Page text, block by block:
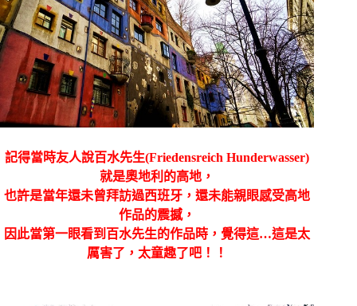
記得當時友人說百水先生(Friedensreich Hunderwasser)
就是奧地利的高地，
也許是當年還未曾拜訪過西班牙，還未能親眼感受高地
作品的震撼，
因此當第一眼看到百水先生的作品時，覺得這…這是太
厲害了，太童趣了吧！！